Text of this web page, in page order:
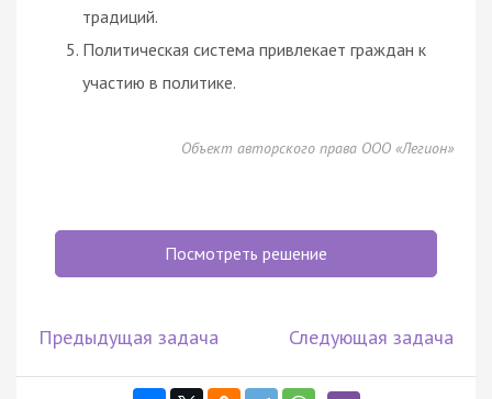
традиций.
Политическая система привлекает граждан к
участию в политике.
Объект авторского права ООО «Легион»
Посмотреть решение
Предыдущая задача Следующая задача